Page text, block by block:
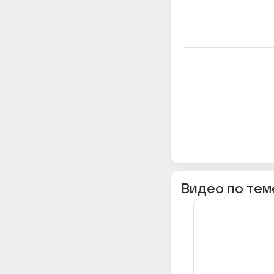
Видео по